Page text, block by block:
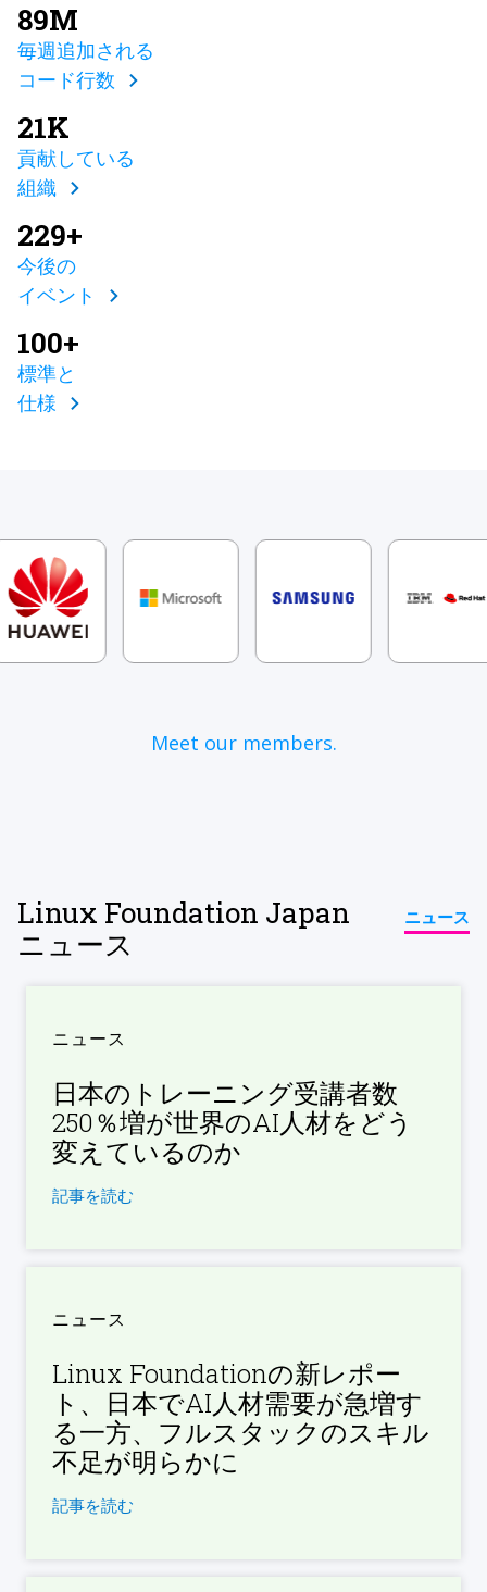
89M
毎週追加される
コード行数
21K
貢献している
組織
229+
今後の
イベント
100+
標準と
仕様
Meet our members.
Linux Foundation Japan
ニュース
ニュース
ニュース
日本のトレーニング受講者数
250％増が世界のAI人材をどう
変えているのか
記事を読む
ニュース
Linux Foundationの新レポー
ト、日本でAI人材需要が急増す
る一方、フルスタックのスキル
不足が明らかに
記事を読む